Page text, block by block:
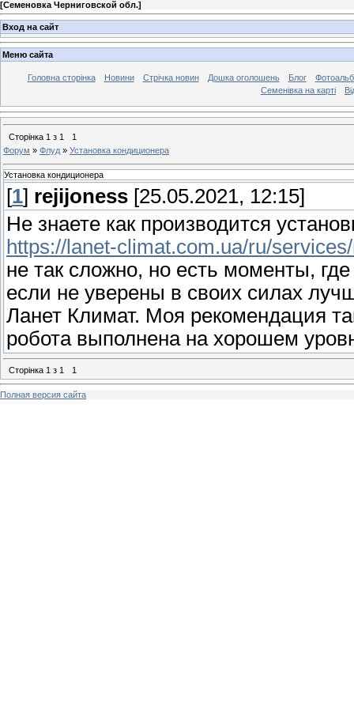
[Семеновка Черниговской обл.]
Вход на сайт
Меню сайта
Головна сторінка Новини Стрічка новин Дошка оголошень Блог
Семенівка на карті
Сторінка 1 з 1
1
Форум » Флуд » Установка кондиционера
Установка кондиционера
[1] rejijoness [25.05.2021, 12:15]
Не знаете как производится
https://lanet-climat.com.ua/ru/
не так сложно, но есть моменты,
если не уверены в своих силах
Ланет Климат. Моя рекомендация
робота выполнена на хорошем
Сторінка 1 з 1 1
Полная версия сайта